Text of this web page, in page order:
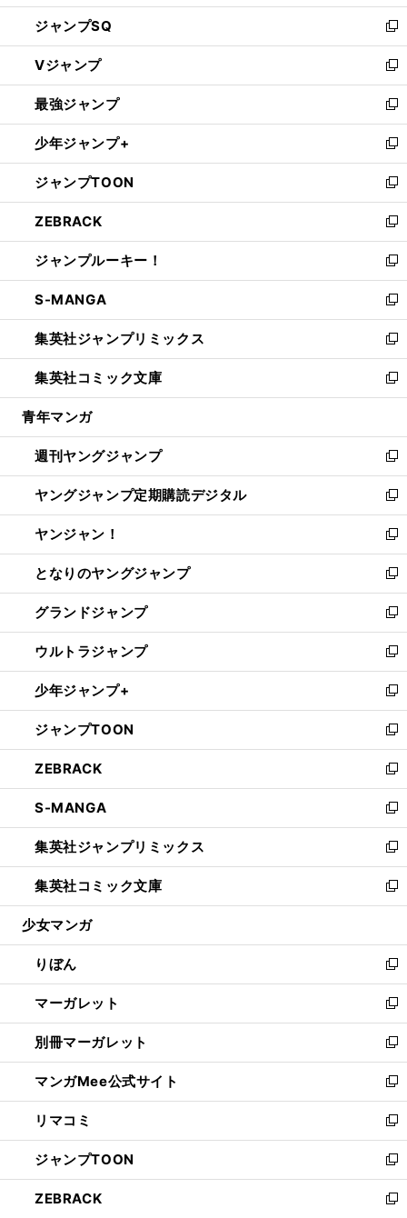
し
い
ウ
ィ
ン
ド
ウ
で
開
く
ジャンプSQ
新
し
い
ウ
ィ
ン
ド
ウ
で
開
く
Vジャンプ
新
し
い
ウ
ィ
ン
ド
ウ
で
開
く
最強ジャンプ
新
し
い
ウ
ィ
ン
ド
ウ
で
開
く
少年ジャンプ+
新
し
い
ウ
ィ
ン
ド
ウ
で
開
く
ジャンプTOON
新
し
い
ウ
ィ
ン
ド
ウ
で
開
く
ZEBRACK
新
し
い
ウ
ィ
ン
ド
ウ
で
開
ジャンプルーキー！
新
し
い
ウ
ィ
ン
ド
ウ
開
く
S-MANGA
新
し
い
ウ
ィ
ン
ウ
で
開
く
集英社ジャンプリミックス
新
し
い
ウ
ン
ド
ウ
で
開
く
集英社コミック文庫
新
し
ウ
ィ
ン
ド
ウ
で
開
く
青年マンガ
週刊ヤングジャンプ
新
し
い
ウ
ィ
ン
ド
ウ
で
開
く
ヤングジャンプ定期購読デジタル
新
し
い
ウ
ィ
ン
ド
ウ
で
開
く
ヤンジャン！
新
し
い
ウ
ィ
ン
ド
ウ
で
開
く
となりのヤングジャンプ
新
し
い
ウ
ィ
ン
ド
ウ
で
開
く
グランドジャンプ
新
し
い
ウ
ィ
ン
ド
ウ
で
開
く
ウルトラジャンプ
新
し
い
ウ
ィ
ン
ド
ウ
で
開
く
少年ジャンプ+
新
し
い
ウ
ィ
ン
ド
ウ
で
開
く
ジャンプTOON
新
し
い
ウ
ィ
ン
ド
ウ
で
開
ZEBRACK
新
し
い
ウ
ィ
ン
ド
ウ
開
く
S-MANGA
新
し
い
ウ
ィ
ン
ウ
で
開
く
集英社ジャンプリミックス
新
し
い
ウ
ン
ド
ウ
で
開
く
集英社コミック文庫
新
し
ウ
ィ
ン
ド
ウ
で
開
く
少女マンガ
りぼん
新
し
い
ウ
ィ
ン
ド
ウ
で
開
く
マーガレット
新
し
い
ウ
ィ
ン
ド
ウ
で
開
く
別冊マーガレット
新
し
い
ウ
ィ
ン
ド
ウ
で
マンガMee公式サイト
新
し
い
ウ
ィ
ン
ド
リマコミ
新
し
い
ウ
ィ
ジャンプTOON
新
し
い
ZEBRACK
新